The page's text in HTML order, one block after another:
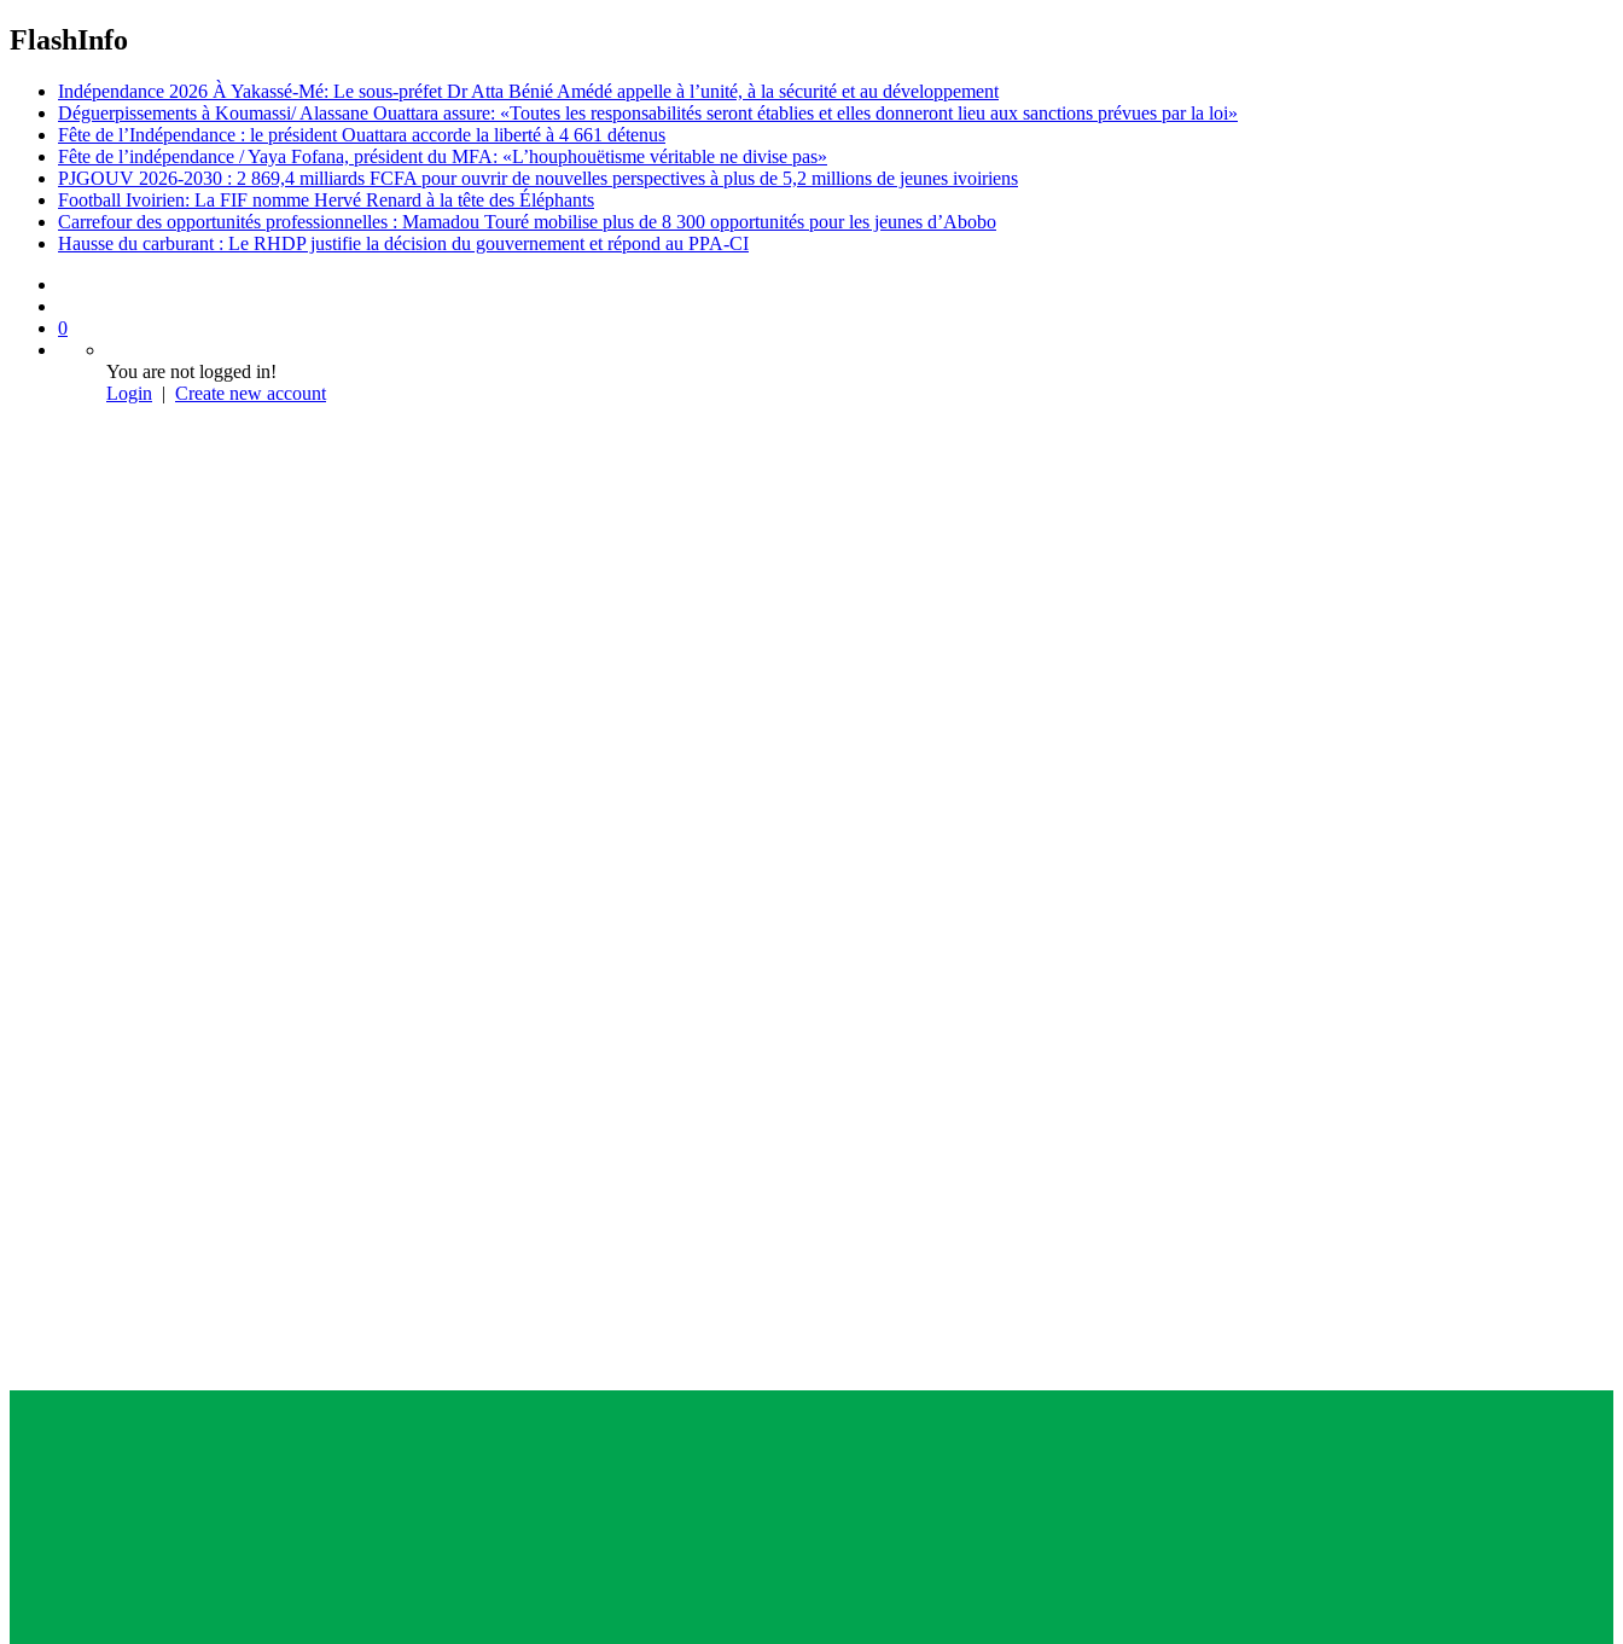
FlashInfo
Indépendance 2026 À Yakassé-Mé: Le sous-préfet Dr Atta Bénié Amédé appelle à l’unité, à la sécurité et au développement
Déguerpissements à Koumassi/ Alassane Ouattara assure: «Toutes les responsabilités seront établies et elles donneront lieu aux sanctions prévues par la loi»
Fête de l’Indépendance : le président Ouattara accorde la liberté à 4 661 détenus
Fête de l’indépendance / Yaya Fofana, président du MFA: «L’houphouëtisme véritable ne divise pas»
PJGOUV 2026-2030 : 2 869,4 milliards FCFA pour ouvrir de nouvelles perspectives à plus de 5,2 millions de jeunes ivoiriens
Football Ivoirien: La FIF nomme Hervé Renard à la tête des Éléphants
Carrefour des opportunités professionnelles : Mamadou Touré mobilise plus de 8 300 opportunités pour les jeunes d’Abobo
Hausse du carburant : Le RHDP justifie la décision du gouvernement et répond au PPA-CI
0
You are not logged in!
Login | Create new account